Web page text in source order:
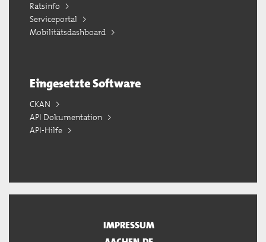
Ratsinfo
Serviceportal
Mobilitätsdashboard
Eingesetzte Software
CKAN
API Dokumentation
API-Hilfe
IMPRESSUM